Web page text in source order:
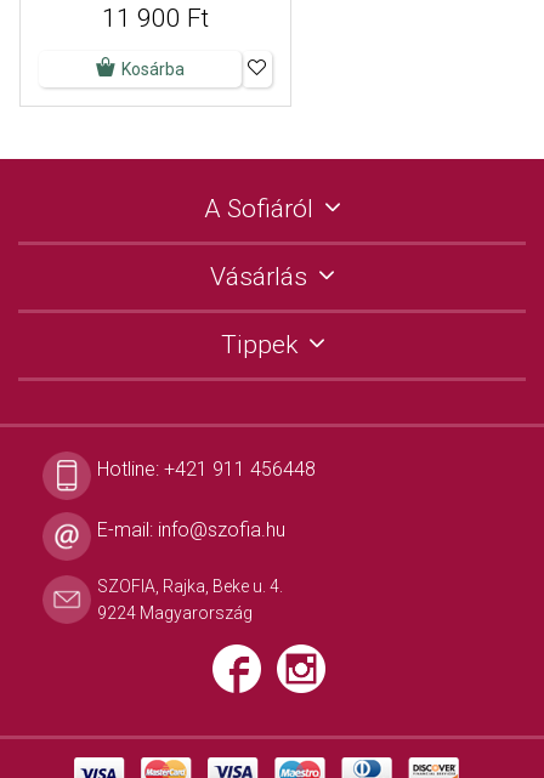
11 900 Ft
Kosárba
A Sofiáról
Vásárlás
Tippek
Hotline: +421 911 456448
E-mail: info@szofia.hu
SZOFIA, Rajka, Beke u. 4.
9224 Magyarország